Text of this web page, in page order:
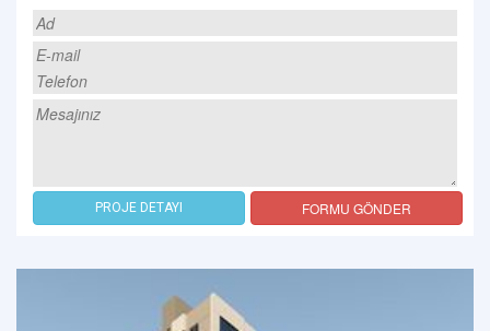
PROJE DETAYI FORMU GÖNDER